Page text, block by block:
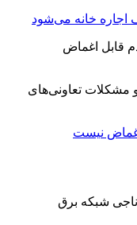
مشکلات تعاونی‌های
اغماض نیست